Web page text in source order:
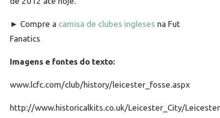
► Compre a camisa de clubes ingleses na Fut
Fanatics
Imagens e fontes do texto:
www.lcfc.com/club/history/leicester_fosse.aspx
http://www.historicalkits.co.uk/Leicester_City/